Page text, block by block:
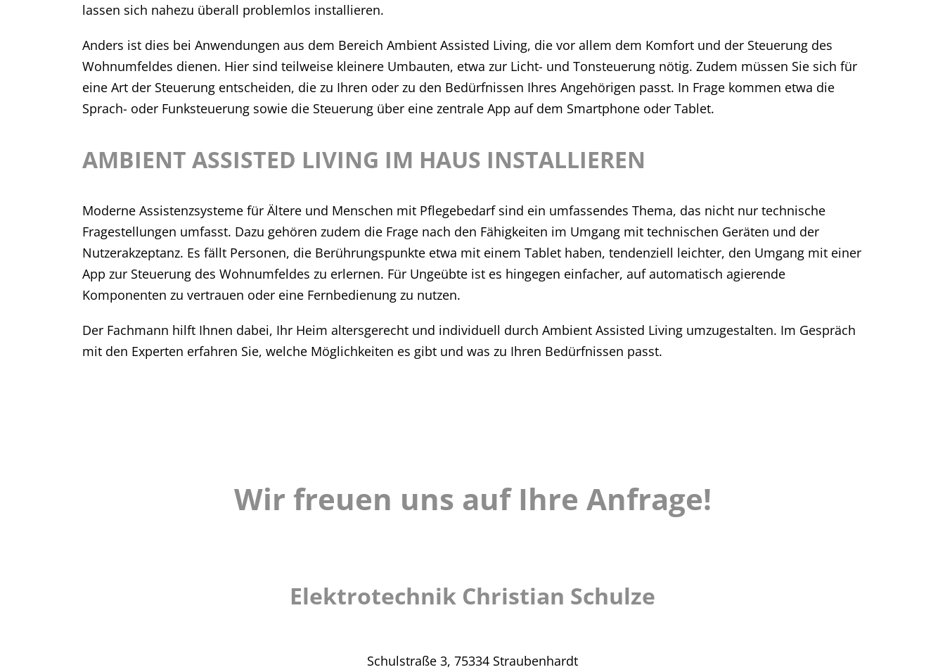
lassen sich nahezu überall problemlos installieren.
Anders ist dies bei Anwendungen aus dem Bereich Ambient Assisted Living, die vor allem dem Komfort und der Steuerung des
Wohnumfeldes dienen. Hier sind teilweise kleinere Umbauten, etwa zur Licht- und Tonsteuerung nötig. Zudem müssen Sie sich für
eine Art der Steuerung entscheiden, die zu Ihren oder zu den Bedürfnissen Ihres Angehörigen passt. In Frage kommen etwa die
Sprach- oder Funksteuerung sowie die Steuerung über eine zentrale App auf dem Smartphone oder Tablet.
AMBIENT ASSISTED LIVING IM HAUS INSTALLIEREN
Moderne Assistenzsysteme für Ältere und Menschen mit Pflegebedarf sind ein umfassendes Thema, das nicht nur technische
Fragestellungen umfasst. Dazu gehören zudem die Frage nach den Fähigkeiten im Umgang mit technischen Geräten und der
Nutzerakzeptanz. Es fällt Personen, die Berührungspunkte etwa mit einem Tablet haben, tendenziell leichter, den Umgang mit einer
App zur Steuerung des Wohnumfeldes zu erlernen. Für Ungeübte ist es hingegen einfacher, auf automatisch agierende
Komponenten zu vertrauen oder eine Fernbedienung zu nutzen.
Der Fachmann hilft Ihnen dabei, Ihr Heim altersgerecht und individuell durch Ambient Assisted Living umzugestalten. Im Gespräch
mit den Experten erfahren Sie, welche Möglichkeiten es gibt und was zu Ihren Bedürfnissen passt.
Wir freuen uns auf Ihre Anfrage!
Elektrotechnik Christian Schulze
Schulstraße 3, 75334 Straubenhardt